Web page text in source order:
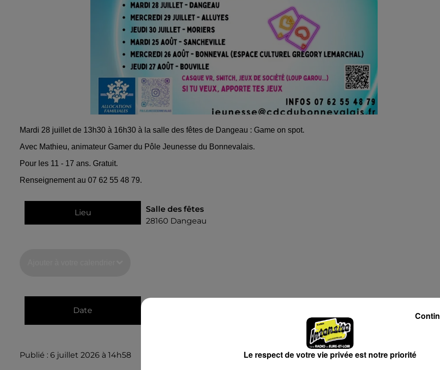
Mardi 28 juillet de 13h30 à 16h30 à la salle des fêtes de Dangeau : Game on spot.
Avec Mathieu, animateur Gamer du Pôle Jeunesse du Bonnevalais.
Pour les 11 - 17 ans. Gratuit.
Renseignement au 07 62 55 48 79.
Lieu
Salle des fêtes
28160 Dangeau
Date
du
Publié : 6 juillet 2026 à 14h58 Le respect de votre vie privée est notre priorité